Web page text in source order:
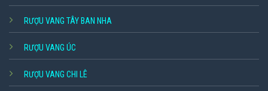
RƯỢU VANG TÂY BAN NHA
RƯỢU VANG ÚC
RƯỢU VANG CHI LÊ